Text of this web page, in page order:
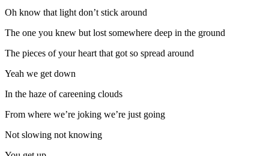
Oh know that light don’t stick around
The one you knew but lost somewhere deep in the ground
The pieces of your heart that got so spread around
Yeah we get down
In the haze of careening clouds
From where we’re joking we’re just going
Not slowing not knowing